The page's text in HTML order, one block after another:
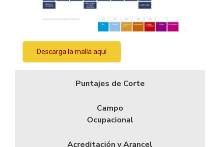
Descarga la malla aquí
Puntajes de Corte
Campo
Ocupacional
Acreditación y Arancel